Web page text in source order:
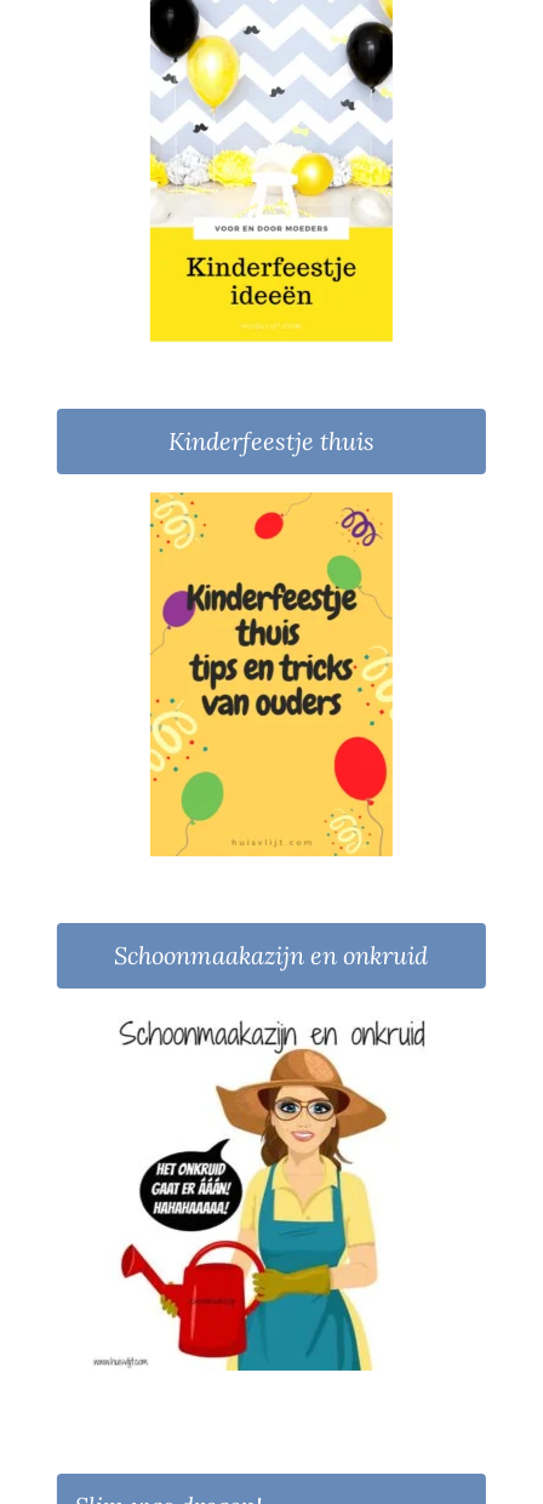
Kinderfeestje thuis
Schoonmaakazijn en onkruid